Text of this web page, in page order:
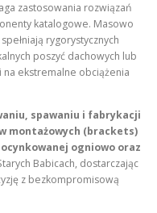
zastosowania rozwiązań
katalogowe. Masowo
rygorystycznych
poszyć dachowych lub
ekstremalne obciążenia
spawaniu i fabrykacji
montażowych (brackets)
ogniowo oraz
Babicach, dostarczając
z bezkompromisową